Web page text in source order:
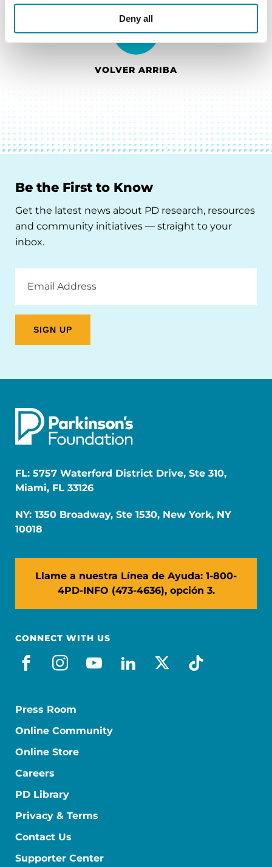
Deny all
VOLVER ARRIBA
Be the First to Know
Get the latest news about PD research, resources
and community initiatives — straight to your
inbox.
Address
FL: 5757 Waterford District Drive, Ste 310,
Miami, FL 33126
NY: 1350 Broadway, Ste 1530, New York, NY
10018
Llame a nuestra Línea de Ayuda: 1-800-
4PD-INFO (473-4636), opción 3.
CONNECT WITH US
facebook_es
instagram
youtube
linkedin
x-socialtiktok
Press Room
Online Community
Online Store
Careers
PD Library
Privacy & Terms
Contact Us
Supporter Center